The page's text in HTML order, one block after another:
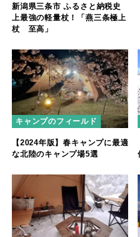
新潟県三条市 ふるさと納税史
上最強の軽量杖！「燕三条極上
杖 至高」
キャンプのフィールド
【2024年版】春キャンプに最適
な北陸のキャンプ場5選